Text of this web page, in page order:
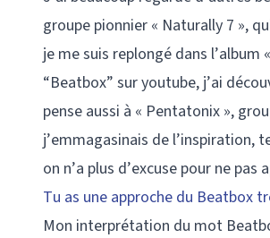
groupe pionnier « Naturally 7 »,
je me suis replongé dans
“Beatbox” sur youtube, j’ai
pense aussi à « Pentatonix »,
j’emmagasinais de l’inspiration,
on n’a plus d’excuse pour ne pas
Tu as une approche du Beatbox
Mon interprétation du mot